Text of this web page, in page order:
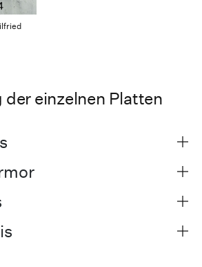
der einzelnen Platten